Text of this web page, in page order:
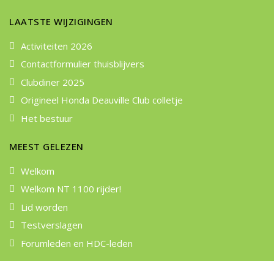
LAATSTE WIJZIGINGEN
Activiteiten 2026
Contactformulier thuisblijvers
Clubdiner 2025
Origineel Honda Deauville Club colletje
Het bestuur
MEEST GELEZEN
Welkom
Welkom NT 1100 rijder!
Lid worden
Testverslagen
Forumleden en HDC-leden